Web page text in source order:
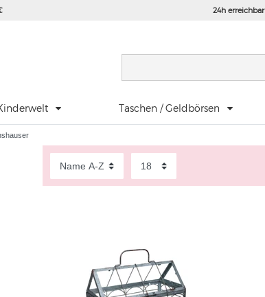
24h erreichbar
Taschen / Geldbörsen